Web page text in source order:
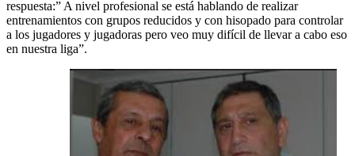
respuesta:” A nivel profesional se está hablando de realizar
entrenamientos con grupos reducidos y con hisopado para controlar
a los jugadores y jugadoras pero veo muy difícil de llevar a cabo eso
en nuestra liga”.